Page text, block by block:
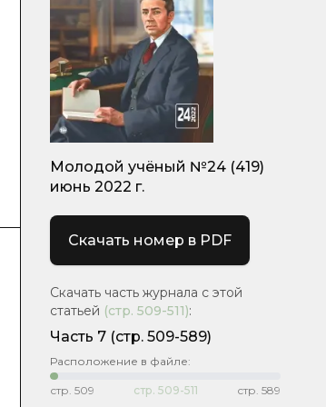
Молодой учёный №24 (419)
июнь 2022 г.
Скачать номер в PDF
Скачать часть журнала с этой
статьей (стр. 509-511):
Часть 7 (стр. 509-589)
Расположение в файле:
стр. 509 стр. 509-511 стр. 589